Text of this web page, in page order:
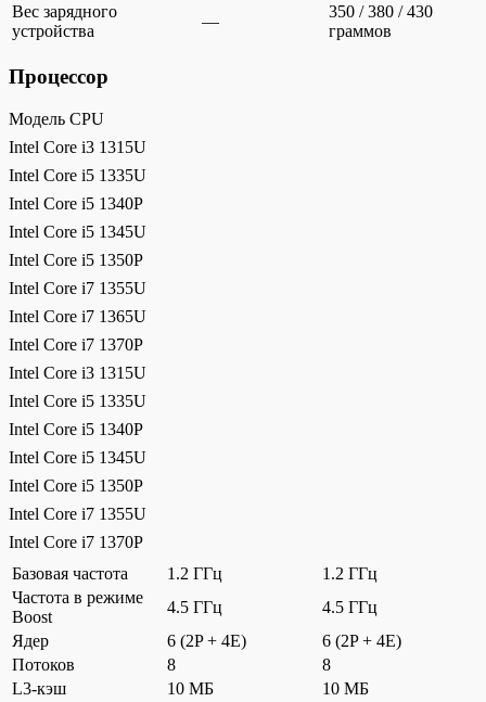
Вес зарядного
устройства
—
350 / 380 / 430
граммов
Процессор
Модель CPU
Intel Core i3 1315U
Intel Core i5 1335U
Intel Core i5 1340P
Intel Core i5 1345U
Intel Core i5 1350P
Intel Core i7 1355U
Intel Core i7 1365U
Intel Core i7 1370P
Intel Core i3 1315U
Intel Core i5 1335U
Intel Core i5 1340P
Intel Core i5 1345U
Intel Core i5 1350P
Intel Core i7 1355U
Intel Core i7 1370P
Базовая частота
1.2 ГГц
1.2 ГГц
Частота в режиме
Boost
4.5 ГГц
4.5 ГГц
Ядер
6 (2P + 4E)
6 (2P + 4E)
Потоков
8
8
L3-кэш
10 МБ
10 МБ